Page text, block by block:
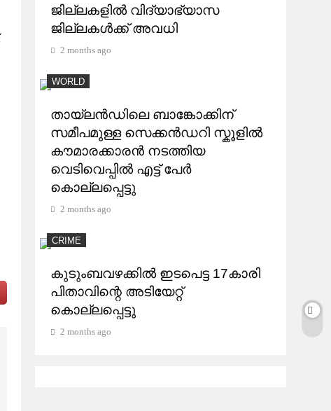
ജില്ലകളിൽ വിദ്യാഭ്യാസ
ജില്ലകൾക്ക് അവധി
2 months ago
WORLD
തായ്ലൻഡിലെ ബാങ്കോക്കിന്
സമീപമുള്ള സെക്കൻഡറി സ്കൂളില്‍
കൗമാരക്കാരൻ നടത്തിയ
വെടിവെപ്പില്‍ എട്ട് പേർ
കൊല്ലപ്പെട്ടു
2 months ago
CRIME
കുടുംബവഴക്കില്‍ ഇടപെട്ട 17കാരി
പിതാവിന്റെ അടിയേറ്റ്
കൊല്ലപ്പെട്ടു
2 months ago